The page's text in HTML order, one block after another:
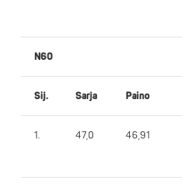
N60
Sij. Sarja Paino
1. 47,0 46,91